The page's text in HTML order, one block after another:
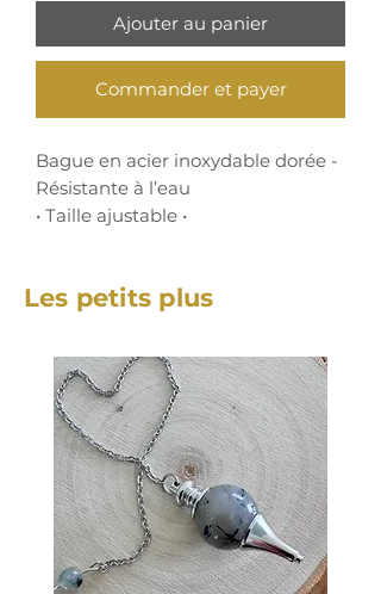
Ajouter au panier
Commander et payer
Bague en acier inoxydable dorée -
Résistante à l’eau
• Taille ajustable •
Les petits plus